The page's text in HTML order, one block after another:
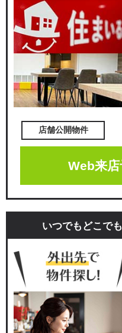
店舗公開物件
Web来
いつでもどこで